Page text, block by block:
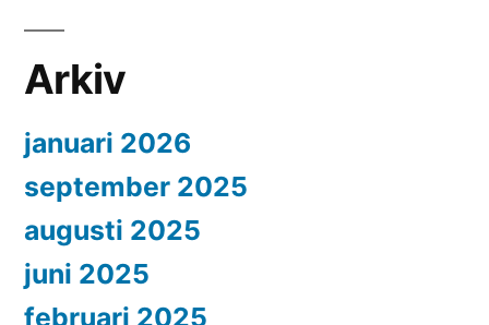
Arkiv
januari 2026
september 2025
augusti 2025
juni 2025
februari 2025